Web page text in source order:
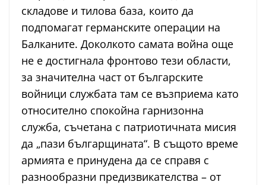
складове и тилова база, които да
подпомагат германските операции на
Балканите. Доколкото самата война още
не е достигнала фронтово тези области,
за значителна част от българските
войници службата там се възприема като
относително спокойна гарнизонна
служба, съчетана с патриотичната мисия
да „пази българщината“. В същото време
армията е принудена да се справя с
разнообразни предизвикателства – от